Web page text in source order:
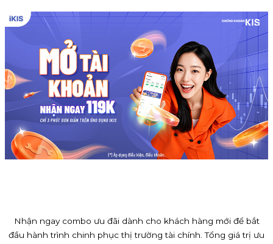
Nhận ngay combo ưu đãi dành cho khách hàng mới để bắt
đầu hành trình chinh phục thị trường tài chính. Tổng giá trị ưu